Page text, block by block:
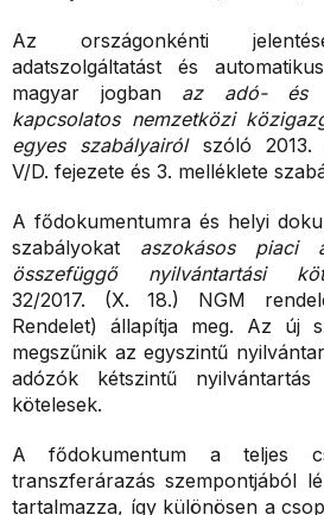
Az országonkénti
adatszolgáltatást és
magyar jogbanaz adó- és
kapcsolatos nemzetközi
egyes szabályairólszóló 2013.
V/D. fejezete és 3. melléklete
A fődokumentumra és helyi
szabályokat aszokásos piaci
összefüggő nyilvántartási
32/2017. (X. 18.) NGM
Rendelet) állapítja meg. Az új
megszűnik az egyszintű
adózók kétszintű nyilvántartás
kötelesek.
A fődokumentum a teljes
transzferárazás szempontjából
tartalmazza, így különösen a